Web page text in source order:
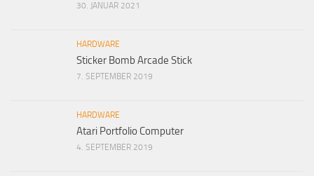
30. JANUAR 2021
HARDWARE
Sticker Bomb Arcade Stick
7. SEPTEMBER 2019
HARDWARE
Atari Portfolio Computer
4. SEPTEMBER 2019